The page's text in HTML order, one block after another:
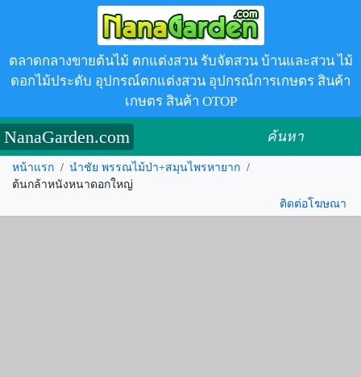
ตลาดกลางขายต้นไม้ ตกแต่งสวน รับจัดสวน บ้านและสวน ไม้
ดอกไม้ประดับ อุปกรณ์ตกแต่งสวน อุปกรณ์การเกษตร สินค้า
เกษตร สินค้า OTOP
NanaGarden.com ค้นหา
หน้าแรก / นำชัย พรรณไม้ป่า+สมุนไพรหายาก /
ต้นกล้าหนังหนาดอกใหญ่
ติดต่อโฆษณา